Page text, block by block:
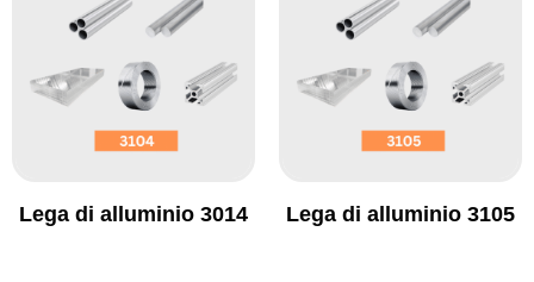
Lega di alluminio 3014 Lega di alluminio 3105